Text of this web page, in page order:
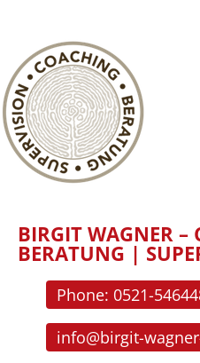
BIRGIT WAGNER –
BERATUNG |
Phone: 0521-
info@birgit-